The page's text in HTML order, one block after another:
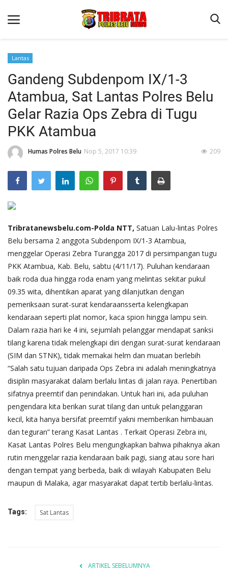
Beranda
Terms & Conditions
Reskrim
Binkam
Lantas
Polisi Kita
Mitra Polisi
Giat Ops
Lantas
Gandeng Subdenpom IX/1-3
Atambua, Sat Lantas Polres Belu
Gelar Razia Ops Zebra di Tugu
PKK Atambua
Humas Polres Belu Nop 5, 2017 10:39 209
Tribratanewsbelu.com-Polda NTT, Satuan Lalu-lintas Polres
Belu bersama 2 anggota Subdenpom IX/1-3 Atambua,
menggelar Operasi Zebra Turangga 2017 di persimpangan tugu
PKK Atambua, Kab. Belu, sabtu (4/11/17). Puluhan kendaraan
baik roda dua hingga roda enam yang melintas sekitar pukul
09.35 wita, dihentikan aparat yang dilanjutkan dengan
pemeriksaan surat-surat kendaraansserta kelengkapan
kendaraan seperti plat nomor, kaca spion hingga lampu sein.
Dalam razia hari ke 4 ini, sejumlah pelanggar mendapat sanksi
tilang karena tidak melengkapi diri dengan surat-surat kendaraan
(SIM dan STNK), tidak memakai helm dan muatan berlebih
“Salah satu tujuan daripada Ops Zebra ini adalah meningkatnya
disiplin masyarakat dalam berlalu lintas di jalan raya. Penertiban
sifatnya preemtif dan penindakan. Untuk hari ini, ada puluhan
pengendara kita berikan surat tilang dan untuk pelanggaran
kecil, kita hanya bersifat preemtif yakni memberikan himbauan
dan teguran” terang Kasat Lantas . Terkait Operasi Zebra ini,
Kasat Lantas Polres Belu mengungkapkan bahwa pihaknya akan
rutin menggelar razia kendaraan baik pagi, siang atau sore hari
dengan tempat yang berbeda, baik di wilayah Kabupaten Belu
maupun di Malaka, agar masyarakat dapat tertib berlalu-lintas.
Tags: Sat Lantas
ARTIKEL SEBELUMNYA